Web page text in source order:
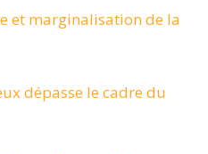
et marginalisation de la
dépasse le cadre du